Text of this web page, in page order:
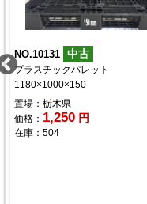
NO.10131 中古
プラスチックパレット
1180×1000×150
置場：栃木県
価格： 1,250円
在庫：504